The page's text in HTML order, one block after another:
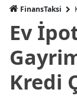
FinansTaksi
Ev
Kredi